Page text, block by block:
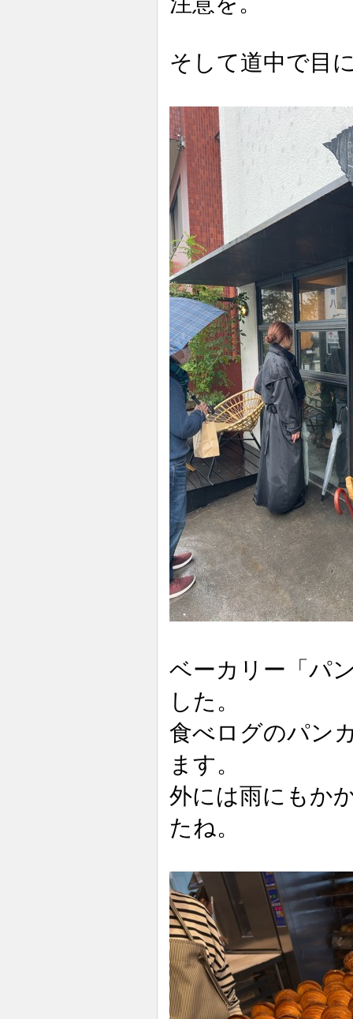
そして道中で目
ベーカリー「パ
した。
食べログのパン
ます。
外には雨にもか
たね。